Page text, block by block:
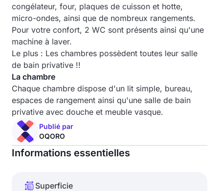
congélateur, four, plaques de cuisson et hotte,
micro-ondes, ainsi que de nombreux rangements.
Pour votre confort, 2 WC sont présents ainsi qu'une
machine à laver.
Le plus : Les chambres possèdent toutes leur salle
de bain privative !!
La chambre
Chaque chambre dispose d'un lit simple, bureau,
espaces de rangement ainsi qu'une salle de bain
privative avec douche et meuble vasque.
Publié par
OQORO
Informations essentielles
Superficie